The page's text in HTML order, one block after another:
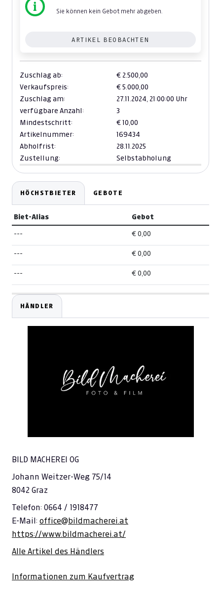
Sie können kein Gebot mehr abgeben.
ARTIKEL BEOBACHTEN
Zuschlag ab:
€ 2.500,00
Verkaufspreis:
€ 5.000,00
Zuschlag am:
27.11.2024, 21:00:00 Uhr
verfügbare Anzahl:
3
Mindestschritt:
€ 10,00
Artikelnummer:
169434
Abholfrist:
28.11.2025
Zustellung:
Selbstabholung
HÖCHSTBIETER GEBOTE
Biet-Alias Gebot
--- € 0,00
--- € 0,00
--- € 0,00
HÄNDLER
BILD MACHEREI OG
Johann Weitzer-Weg 75/14
8042 Graz
Telefon: 0664 / 1918477
E-Mail: office@bildmacherei.at
https://www.bildmacherei.at/
Alle Artikel des Händlers
Informationen zum Kaufvertrag